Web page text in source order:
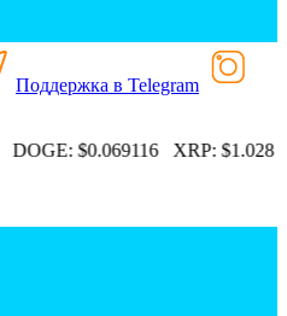
Поддержка в Telegram
DOGE:$0.069116 XRP:$1.028